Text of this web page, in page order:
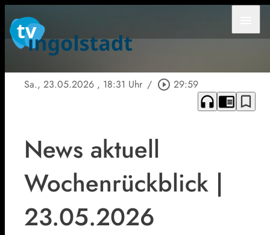
Sa., 23.05.2026 , 18:31 Uhr / play_circle_outline 29:59
headphones chrome_reader_mode bookmark_border
News aktuell
Wochenrückblick |
23.05.2026